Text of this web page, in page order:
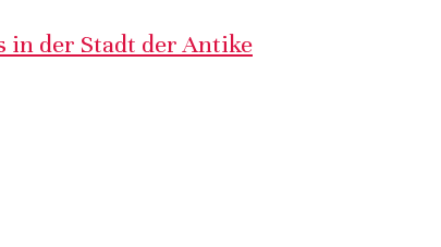
in der Stadt der Antike